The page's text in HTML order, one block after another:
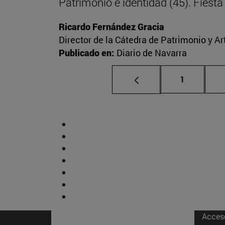
Ricardo Fernández Gracia
Director de la Cátedra de Patrimonio y
Publicado en: Diario de Navarra
Página
1